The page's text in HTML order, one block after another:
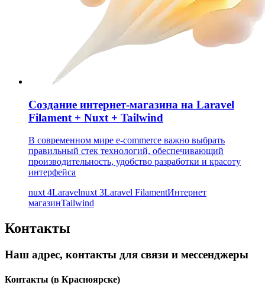
Создание интернет-магазина на Laravel
Filament + Nuxt + Tailwind
В современном мире e-commerce важно выбрать
правильный стек технологий, обеспечивающий
производительность, удобство разработки и красоту
интерфейса
nuxt 4Laravelnuxt 3Laravel FilamentИнтернет
магазинTailwind
Контакты
Наш адрес, контакты для связи и мессенджеры
Контакты (в Красноярске)